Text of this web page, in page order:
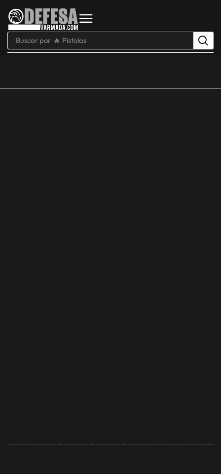
Buscar por 🔥 Pistolas